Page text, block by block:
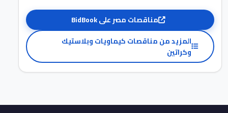
مناقصات مصر على BidBook
المزيد من مناقصات كيماويات وبلاستيك
وكراتين